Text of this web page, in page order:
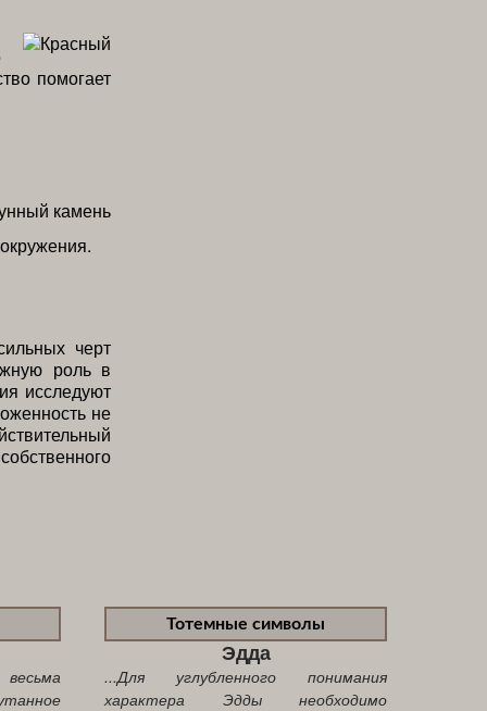
помогает
черт
роль в
исследуют
не
Тотемные символы
Эдда
...Для углубленного понимания
характера Эдды необходимо